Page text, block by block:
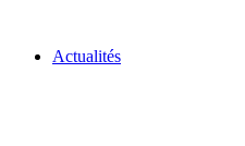
Actualités